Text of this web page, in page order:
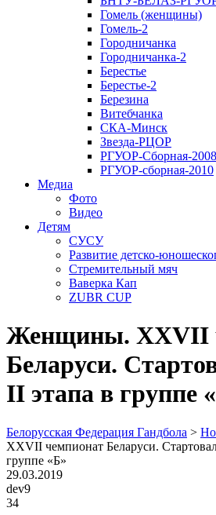
Гомель (женщины)
Гомель-2
Городничанка
Городничанка-2
Берестье
Берестье-2
Березина
Витебчанка
СКА-Минск
Звезда-РЦОР
РГУОР-Сборная-2008
РГУОР-сборная-2010
Медиа
Фото
Видео
Детям
СУСУ
Развитие детско-
Стремительный мяч
Ваверка Кап
ZUBR CUP
Женщины. XXVII
Беларуси.
II этапа в группе
Белорусская Федерация Гандбола >
XXVII чемпионат Беларуси.
группе «Б»
29.03.2019
dev9
34